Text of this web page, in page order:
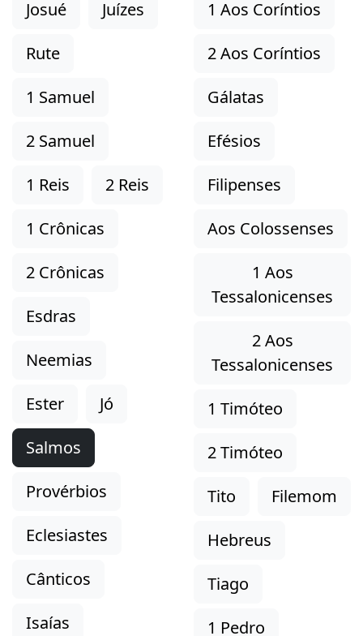
Josué
Juízes
Rute
1 Samuel
2 Samuel
1 Reis
2 Reis
1 Crônicas
2 Crônicas
Esdras
Neemias
Ester
Jó
Salmos
Provérbios
Eclesiastes
Cânticos
Isaías
1 Aos Coríntios
2 Aos Coríntios
Gálatas
Efésios
Filipenses
Aos Colossenses
1 Aos
Tessalonicenses
2 Aos
Tessalonicenses
1 Timóteo
2 Timóteo
Tito
Filemom
Hebreus
Tiago
1 Pedro